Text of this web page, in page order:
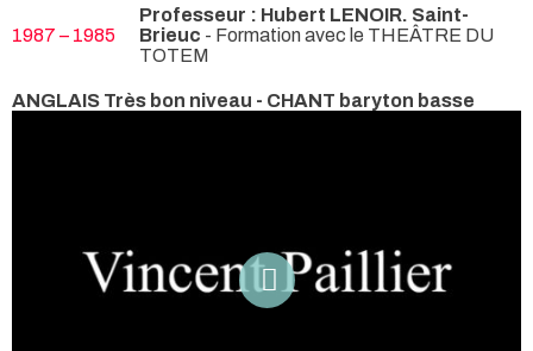
1987 – 1985
Professeur : Hubert LENOIR. Saint-
Brieuc - Formation avec le THEÂTRE DU
TOTEM
ANGLAIS Très bon niveau - CHANT baryton basse